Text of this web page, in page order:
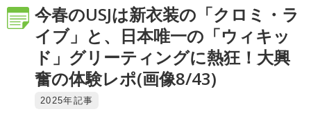
今春のUSJは新衣装の「クロミ・ラ
イブ」と、日本唯一の「ウィキッ
ド」グリーティングに熱狂！大興
奮の体験レポ(画像8/43)
2025年記事